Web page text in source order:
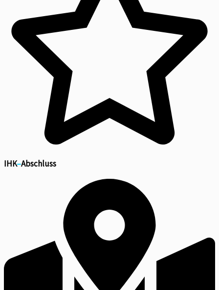
IHK–Abschluss